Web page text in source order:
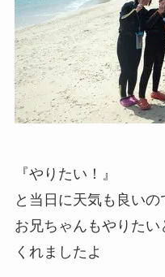
『やりたい！』
と当日に天気も良い
お兄ちゃんもやりた
くれましたよ